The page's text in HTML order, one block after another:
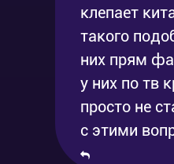
клепает
такого
них прям
у них по тв
просто не
с этими